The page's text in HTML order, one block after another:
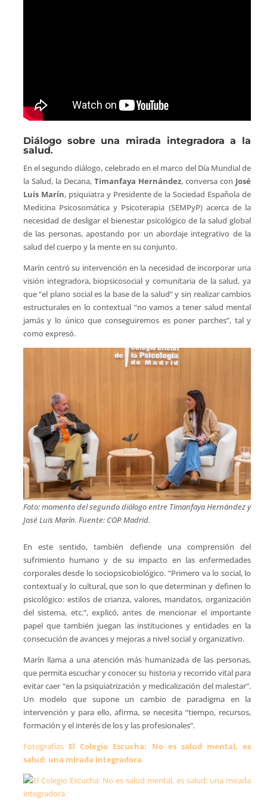
Diálogo sobre una mirada integradora a la
salud.
En el segundo diálogo, celebrado en el marco del Día Mundial de
la Salud, la Decana, Timanfaya Hernández, conversa con José
Luis Marín, psiquiatra y Presidente de la Sociedad Española de
Medicina Psicosomática y Psicoterapia (SEMPyP) acerca de la
necesidad de desligar el bienestar psicológico de la salud global
de las personas, apostando por un abordaje integrativo de la
salud del cuerpo y la mente en su conjunto.
Marín centró su intervención en la necesidad de incorporar una
visión integradora, biopsicosocial y comunitaria de la salud, ya
que “el plano social es la base de la salud” y sin realizar cambios
estructurales en lo contextual “no vamos a tener salud mental
jamás y lo único que conseguiremos es poner parches”, tal y
como expresó.
Foto: momento del segundo diálogo entre Timanfaya Hernández y
José Luis Marín. Fuente: COP Madrid.
En este sentido, también defiende una comprensión del
sufrimiento humano y de su impacto en las enfermedades
corporales desde lo sociopsicobiológico. “Primero va lo social, lo
contextual y lo cultural, que son lo que determinan y definen lo
psicológico: estilos de crianza, valores, mandatos, organización
del sistema, etc.”, explicó, antes de mencionar el importante
papel que también juegan las instituciones y entidades en la
consecución de avances y mejoras a nivel social y organizativo.
Marín llama a una atención más humanizada de las personas,
que permita escuchar y conocer su historia y recorrido vital para
evitar caer “en la psiquiatrización y medicalización del malestar”.
Un modelo que supone un cambio de paradigma en la
intervención y para ello, afirma, se necesita “tiempo, recursos,
formación y el interés de los y las profesionales”.
Fotografías El Colegio Escucha: No es salud mental, es
salud: una mirada integradora